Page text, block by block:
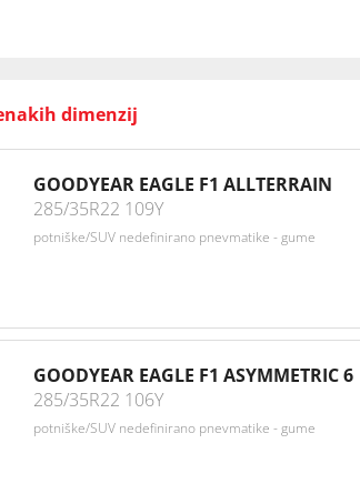
dimenzij
GOODYEAR EAGLE F1 ALLTERRAIN
285/35R22 109Y
potniške/SUV nedefinirano pnevmatike - gume
GOODYEAR EAGLE F1 ASYMMETRIC 6
285/35R22 106Y
potniške/SUV nedefinirano pnevmatike - gume